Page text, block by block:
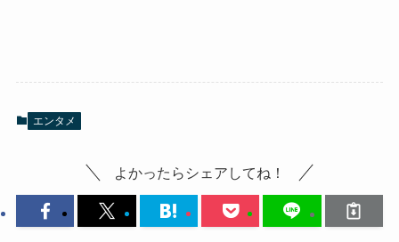
エンタメ
よかったらシェアしてね！